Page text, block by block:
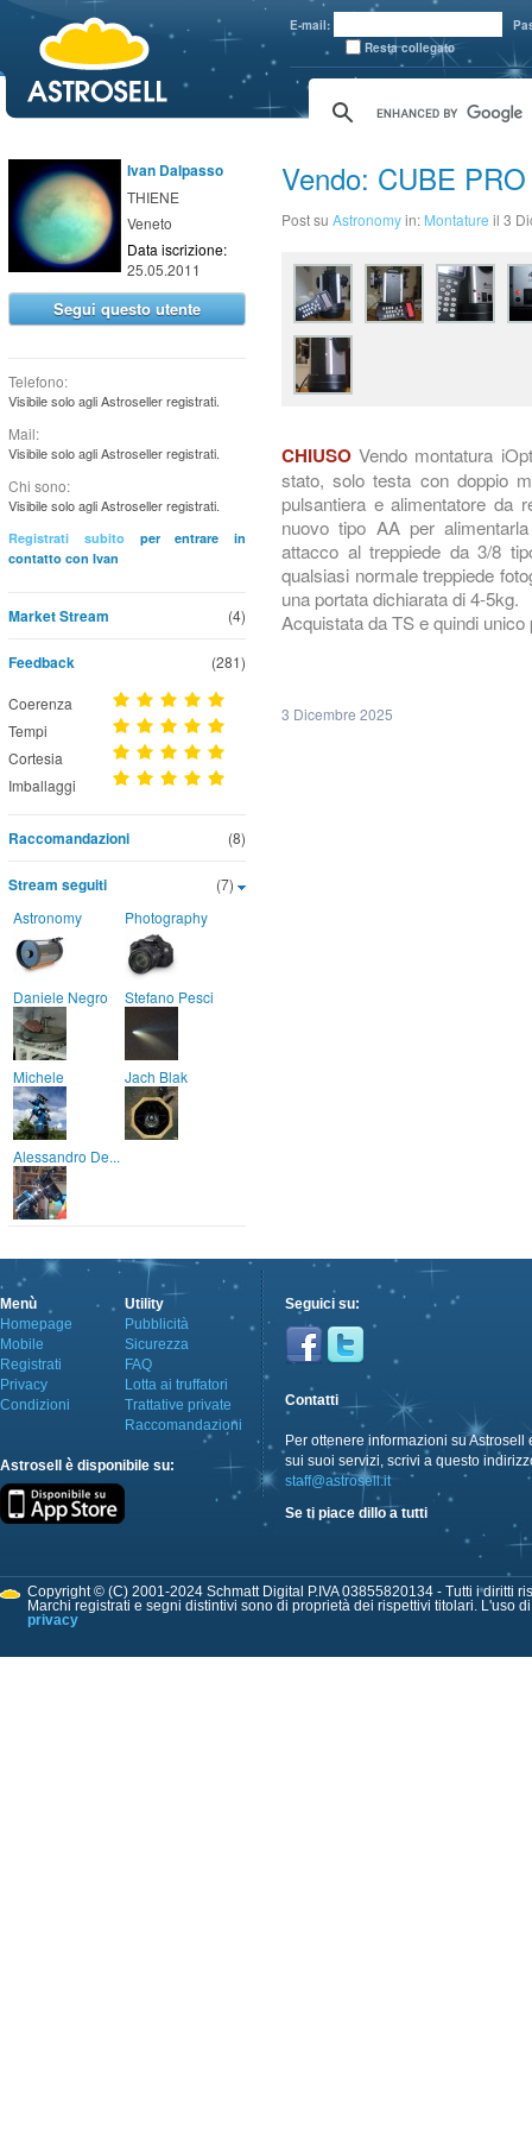
E-mail:
Resta collegato
Ivan Dalpasso
THIENE
Veneto
Data iscrizione:
25.05.2011
Segui questo utente
Telefono:
Visibile solo agli Astroseller registrati.
Mail:
Visibile solo agli Astroseller registrati.
Chi sono:
Visibile solo agli Astroseller registrati.
Registrati subitoper entrare in
contatto con Ivan
(4)
Market Stream
Feedback (281)
Coerenza
Tempi
Cortesia
Imballaggi
(8)
Raccomandazioni
(7)
Stream seguiti
Astronomy Photography
Daniele Negro Stefano Pesci
Michele Jach Blak
Alessandro De...
Vendo: CUBE
Post su Astronomyin: Montature il 3
CHIUSO Vendo montatura
stato, solo testa con doppio
pulsantiera e alimentatore da
nuovo tipo AA per
attacco al treppiede da 3/8
qualsiasi normale treppiede
una portata dichiarata di 4-5kg.
Acquistata da TS e quindi
3 Dicembre 2025
Menù
Homepage
Mobile
Registrati
Privacy
Condizioni
Utility
Pubblicità
Sicurezza
FAQ
Lotta ai truffatori
Trattative private
Raccomandazioni
Astrosell è disponibile su:
Seguici su:
Contatti
Per ottenere informazioni su Astrosell
sui suoi servizi, scrivi a questo
staff@astrosell.it
Se ti piace dillo a tutti
Copyright © (C) 2001-2024 Schmatt Digital P.IVA 03855820134 - Tutti i diritti
Marchi registrati e segni distintivi sono di proprietà dei rispettivi titolari. L'uso
privacy